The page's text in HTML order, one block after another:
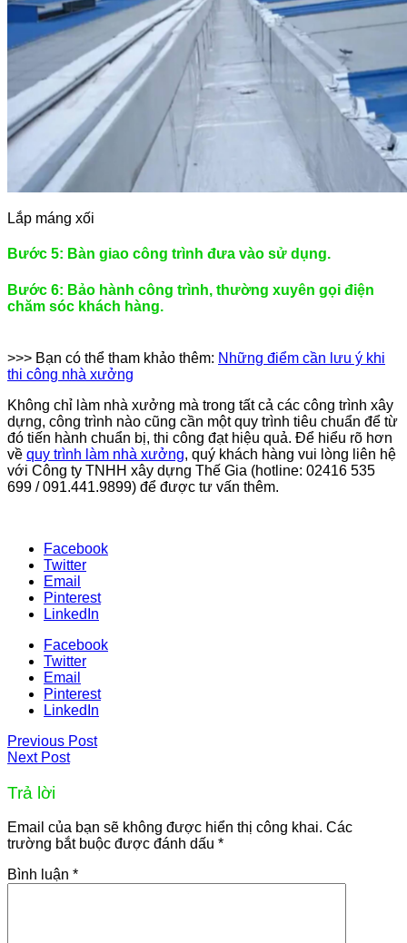
Lắp máng xối
Bước 5: Bàn giao công trình đưa vào sử dụng.
Bước 6: Bảo hành công trình, thường xuyên gọi điện
chăm sóc khách hàng.
>>> Bạn có thể tham khảo thêm: Những điểm cần lưu ý khi
thi công nhà xưởng
Không chỉ làm nhà xưởng mà trong tất cả các công trình xây
dựng, công trình nào cũng cần một quy trình tiêu chuẩn để từ
đó tiến hành chuẩn bị, thi công đạt hiệu quả. Để hiểu rõ hơn
về quy trình làm nhà xưởng, quý khách hàng vui lòng liên hệ
với Công ty TNHH xây dựng Thế Gia (hotline: 02416 535
699 / 091.441.9899) để được tư vấn thêm.
Facebook
Twitter
Email
Pinterest
LinkedIn
Facebook
Twitter
Email
Pinterest
LinkedIn
Previous Post
Next Post
Trả lời
Email của bạn sẽ không được hiển thị công khai. Các
trường bắt buộc được đánh dấu *
Bình luận *